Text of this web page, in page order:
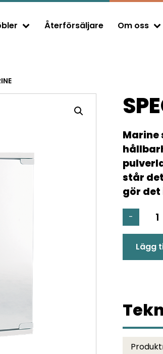
Återförsäljare Om oss
Marine
står
gör
-
PK
MARINE
mängd
Lägg